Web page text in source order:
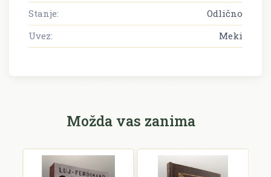
Stanje:
Odlično
Uvez:
Meki
Možda vas zanima